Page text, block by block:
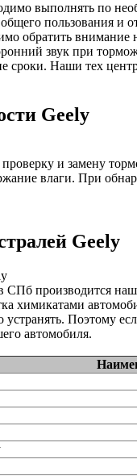
выполнять по
пользования
обратить
звук при
сроки. Наши тех
Geely
и замену
влаги. При
Geely
СПб производится
химикатами
устранять. Поэтому
автомобиля.